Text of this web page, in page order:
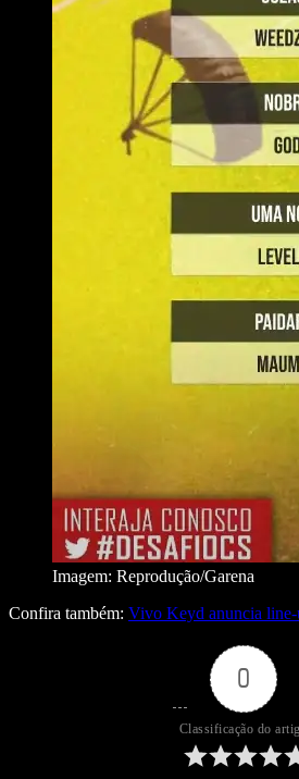
Imagem: Reprodução/Garena
Confira também: Vivo Keyd anuncia
0
Classificação do